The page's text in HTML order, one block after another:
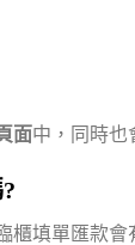
面中，同時也
填單匯款